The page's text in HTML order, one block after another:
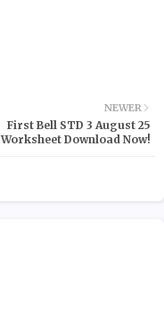
NEWER
First Bell STD 3 August 25
Worksheet Download Now!